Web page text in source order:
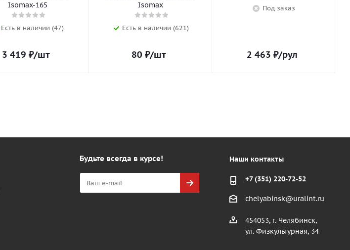
Isomax-165
Есть в наличии (47)
3 419 ₽/шт
Isomax
Есть в наличии (621)
80 ₽/шт
Под заказ
2 463 ₽/рул
Будьте всегда в курсе! Наши контакты
+7 (351) 220-72-52
chelyabinsk@uralint.ru
454053, г. Челябинск,
ул. Физкультурная, 34